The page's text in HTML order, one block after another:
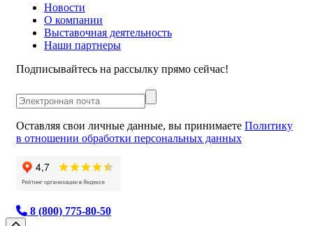
Новости
О компании
Выставочная деятельность
Наши партнеры
Подписывайтесь на рассылку прямо сейчас!
Оставляя свои личные данные, вы принимаете Политику
в отношении обработки персональных данных
8 (800) 775-80-50